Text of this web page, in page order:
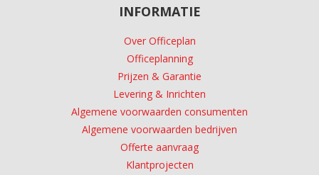
INFORMATIE
Over Officeplan
Officeplanning
Prijzen & Garantie
Levering & Inrichten
Algemene voorwaarden consumenten
Algemene voorwaarden bedrijven
Offerte aanvraag
Klantprojecten